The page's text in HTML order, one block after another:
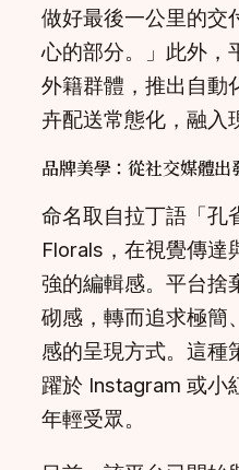
做好最後一公里的交
心的部分。」此外，
外籍群體，推出自動
卉配送常態化，融入
品牌美學：從社交媒體出
命名取自拉丁語「孔
Florals，在視覺傳達
強的編輯感。平台捨
砌感，轉而追求極簡
感的呈現方式。這種
躍於 Instagram 或小
年輕受眾。